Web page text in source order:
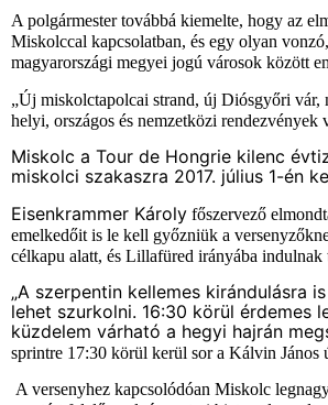
A polgármester továbbá kiemelte, hogy az
Miskolccal kapcsolatban, és egy olyan
magyarországi megyei jogú városok között
„Új miskolctapolcai strand, új Diósgyőri vár,
helyi, országos és nemzetközi
Miskolc a Tour de Hongrie kilenc
miskolci szakaszra 2017. július 1-én
Eisenkrammer Károly főszervező
emelkedőit is le kell győzniük a
célkapu alatt, és Lillafüred irányába
„A szerpentin kellemes kirándulásra
lehet szurkolni. 16:30 körül érdemes
küzdelem várható a hegyi hajrán
sprintre 17:30 körül kerül sor a Kálvin János
A versenyhez kapcsolódóan Miskolc